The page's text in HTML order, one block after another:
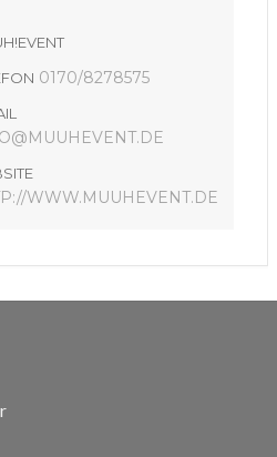
0170/8278575
WWW.MUUHEVENT.DE